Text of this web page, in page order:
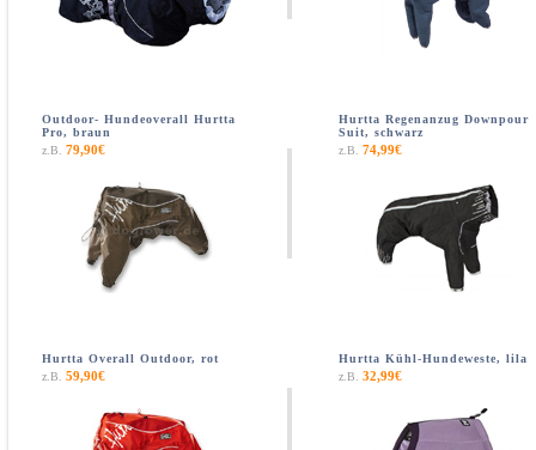
Outdoor- Hundeoverall Hurtta
Pro, braun
z.B. 79,90€
Hurtta Regenanzug Downpour
Suit, schwarz
z.B. 74,99€
Hurtta Overall Outdoor, rot
z.B. 59,90€
Hurtta Kühl-Hundeweste, lila
z.B. 32,99€